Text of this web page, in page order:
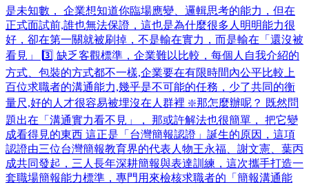
是未知數， 企業想知道你臨場應變、邏輯思考的能力，但在
正式面試前,誰也無法保證，這也是為什麼很多人明明能力很
好，卻在第一關就被刷掉，不是輸在實力，而是輸在「還沒被
看見」 3️⃣ 缺乏客觀標準，企業難以比較，每個人自我介紹的
方式、包裝的方式都不一樣,企業要在有限時間內公平比較上
百位求職者的溝通能力,幾乎是不可能的任務，少了共同的衡
量尺,好的人才很容易被埋沒在人群裡 ❇️那怎麼辦呢？ 既然問
題出在「溝通實力看不見」， 那或許解法也很簡單， 把它變
成看得見的東西 這正是「台灣簡報認證」誕生的原因，這項
認證由三位台灣簡報教育界的代表人物王永福、謝文憲、葉丙
成共同發起，三人長年深耕簡報與表達訓練，這次攜手打造一
套職場簡報能力標準，專門用來檢核求職者的「簡報溝通能